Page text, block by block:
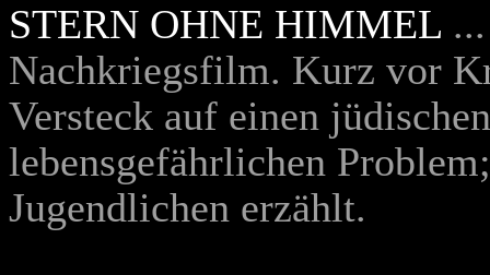
STERN OHNE HIMMEL .
Nachkriegsfilm. Kurz vor
Versteck auf einen
lebensgefährlichen
Jugendlichen erzählt.